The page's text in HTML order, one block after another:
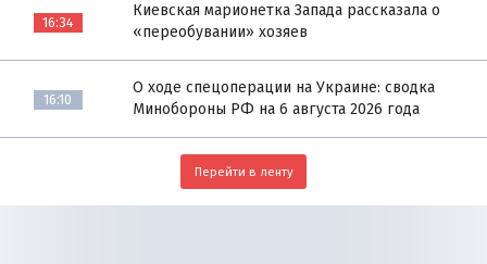
16:34
Киевская марионетка Запада рассказала о
«переобувании» хозяев
16:10
О ходе спецоперации на Украине: сводка
Минобороны РФ на 6 августа 2026 года
Перейти в ленту